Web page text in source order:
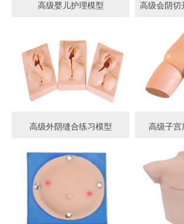
高级婴儿护理模型
高级外阴缝合练习模型 高级子宫